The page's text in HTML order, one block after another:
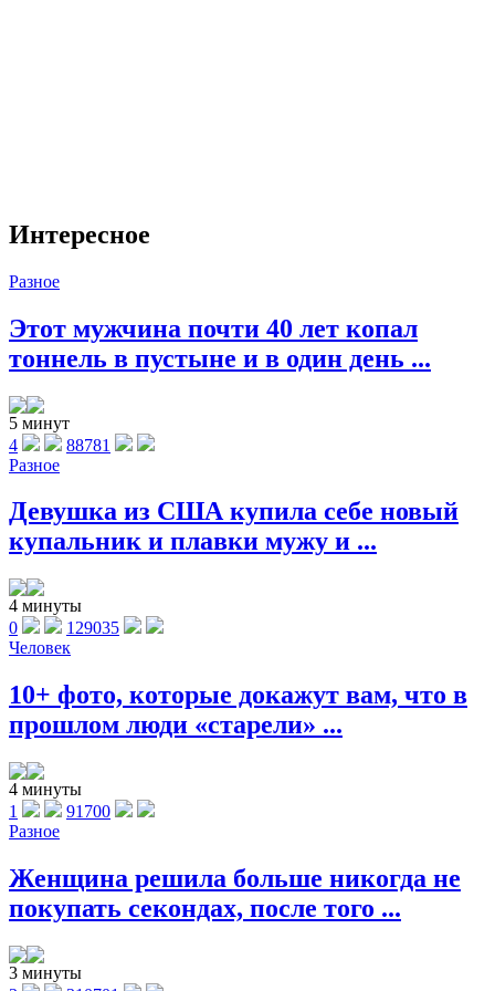
Интересное
Разное
Этот мужчина почти 40 лет копал
тоннель в пустыне и в один день ...
5 минут
4
88781
Разное
Девушка из США купила себе новый
купальник и плавки мужу и ...
4 минуты
0
129035
Человек
10+ фото, которые докажут вам, что в
прошлом люди «старели» ...
4 минуты
1
91700
Разное
Женщина решила больше никогда не
покупать секондах, после того ...
3 минуты